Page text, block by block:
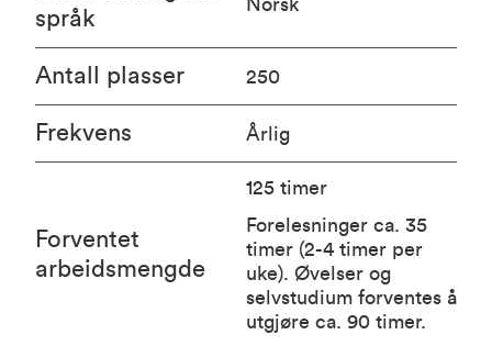
språk
Norsk
Antall plasser 250
Frekvens Årlig
Forventet
arbeidsmengde
125 timer
Forelesninger ca. 35
timer (2-4 timer per
uke). Øvelser og
selvstudium forventes å
utgjøre ca. 90 timer.